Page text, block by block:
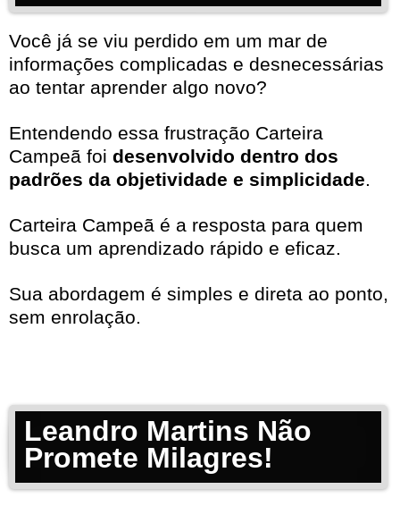
Você já se viu perdido em um mar de
informações complicadas e desnecessárias
ao tentar aprender algo novo?
Entendendo essa frustração Carteira
Campeã foi desenvolvido dentro dos
padrões da objetividade e simplicidade.
Carteira Campeã é a resposta para quem
busca um aprendizado rápido e eficaz.
Sua abordagem é simples e direta ao ponto,
sem enrolação.
Leandro Martins Não
Promete Milagres!